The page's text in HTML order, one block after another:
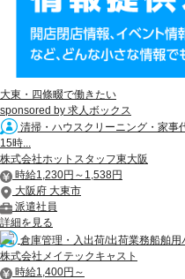
大東・四條畷で働きたい
sponsored by 求人ボックス
清掃・ハウスクリーニング・家事
15時...
株式会社ホットスタッフ東大阪
時給1,230円～1,538円
大阪府 大東市
派遣社員
詳細を見る
倉庫管理・入出荷/出荷業務船舶
株式会社メイテックキャスト
時給1,400円～